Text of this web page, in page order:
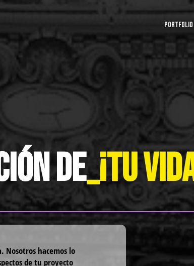
PORTFOLIO
de|
Nosotros hacemos lo
de tu proyecto